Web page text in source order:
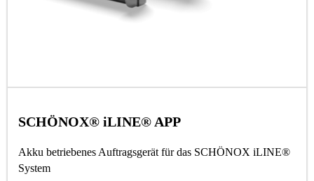
SCHÖNOX® iLINE® APP
Akku betriebenes Auftragsgerät für das SCHÖNOX iLINE®
System